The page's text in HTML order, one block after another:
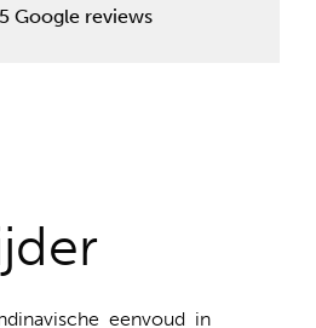
Google reviews
eenvoud in